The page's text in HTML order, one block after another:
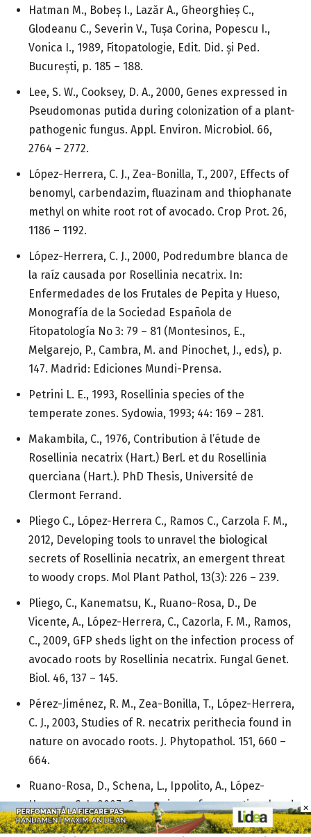
Hatman M., Bobeş I., Lazăr A., Gheorghieş C.,
Glodeanu C., Severin V., Tuşa Corina, Popescu I.,
Vonica I., 1989, Fitopatologie, Edit. Did. şi Ped.
Bucureşti, p. 185 – 188.
Lee, S. W., Cooksey, D. A., 2000, Genes expressed in
Pseudomonas putida during colonization of a plant-
pathogenic fungus. Appl. Environ. Microbiol. 66,
2764 – 2772.
López-Herrera, C. J., Zea-Bonilla, T., 2007, Effects of
benomyl, carbendazim, fluazinam and thiophanate
methyl on white root rot of avocado. Crop Prot. 26,
1186 – 1192.
López-Herrera, C. J., 2000, Podredumbre blanca de
la raíz causada por Rosellinia necatrix. In:
Enfermedades de los Frutales de Pepita y Hueso,
Monografía de la Sociedad Española de
Fitopatología No 3: 79 – 81 (Montesinos, E.,
Melgarejo, P., Cambra, M. and Pinochet, J., eds), p.
147. Madrid: Ediciones Mundi-Prensa.
Petrini L. E., 1993, Rosellinia species of the
temperate zones. Sydowia, 1993; 44: 169 – 281.
Makambila, C., 1976, Contribution à l’étude de
Rosellinia necatrix (Hart.) Berl. et du Rosellinia
querciana (Hart.). PhD Thesis, Université de
Clermont Ferrand.
Pliego C., López-Herrera C., Ramos C., Carzola F. M.,
2012, Developing tools to unravel the biological
secrets of Rosellinia necatrix, an emergent threat
to woody crops. Mol Plant Pathol, 13(3): 226 – 239.
Pliego, C., Kanematsu, K., Ruano-Rosa, D., De
Vicente, A., López-Herrera, C., Cazorla, F. M., Ramos,
C., 2009, GFP sheds light on the infection process of
avocado roots by Rosellinia necatrix. Fungal Genet.
Biol. 46, 137 – 145.
Pérez-Jiménez, R. M., Zea-Bonilla, T., López-Herrera,
C. J., 2003, Studies of R. necatrix perithecia found in
nature on avocado roots. J. Phytopathol. 151, 660 –
664.
Ruano-Rosa, D., Schena, L., Ippolito, A., López-
Herrera, C. J., 2007, Comparison of conventional and
molecular methods for detection of Rosellinia
×
×